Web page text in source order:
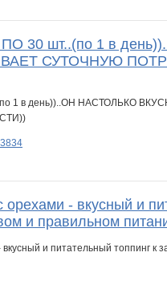
30 шт..(по 1 в
СУТОЧНУЮ
орехами - вкусный и
и правильном